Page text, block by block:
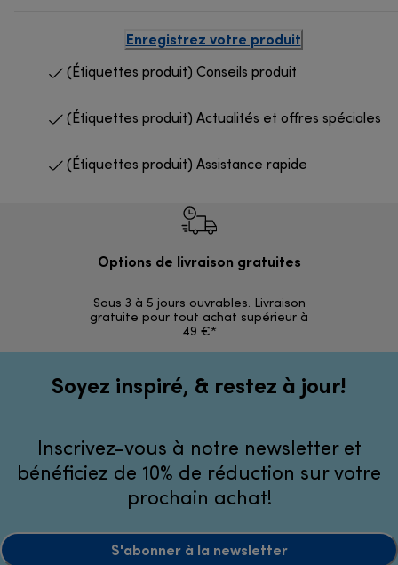
Enregistrez votre produit
(Étiquettes produit) Conseils produit
(Étiquettes produit) Actualités et offres spéciales
(Étiquettes produit) Assistance rapide
Options de livraison gratuites
Sous 3 à 5 jours ouvrables. Livraison
gratuite pour tout achat supérieur à
49 €*
Soyez inspiré, & restez à jour!
Inscrivez-vous à notre newsletter et
bénéficiez de 10% de réduction sur votre
prochain achat!
S'abonner à la newsletter